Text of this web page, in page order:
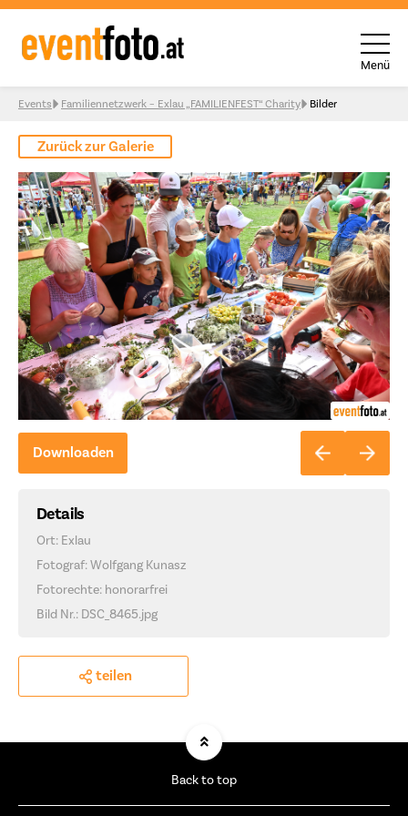
Skip to content
Menü
Events Familiennetzwerk – Exlau „FAMILIENFEST“ Charity Bilder
Zurück zur Galerie
Downloaden
Details
Ort: Exlau
Fotograf: Wolfgang Kunasz
Fotorechte: honorarfrei
Bild Nr.: DSC_8465.jpg
teilen
Back to top